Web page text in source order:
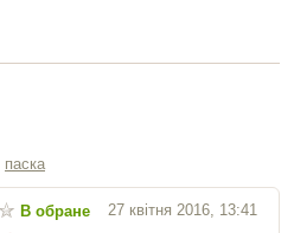
паска
27 квітня 2016, 13:41
В обране